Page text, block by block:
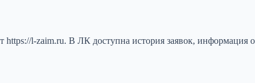
l-zaim.ru. В ЛК доступна история заявок, информация